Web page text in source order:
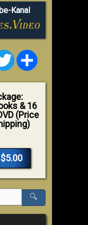
Kanal
Twitter
& 16
(Price
$5.00
🔍